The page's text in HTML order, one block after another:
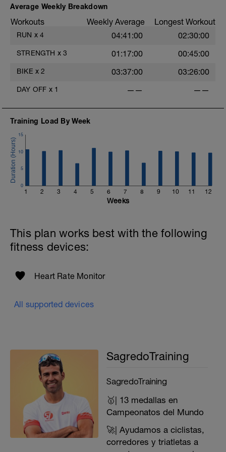
Average Weekly Breakdown
Workouts Weekly Average Longest Workout
RUN x 4 04:41:00 02:30:00
STRENGTH x 3 01:17:00 00:45:00
BIKE x 2 03:37:00 03:26:00
DAY OFF x 1 —— ——
Training Load By Week
1 2 3 4 5 6 7 8 9 10 11 12
0
5
10
15
Weeks
This plan works best with the following
fitness devices:
Heart Rate Monitor
All supported devices
SagredoTraining
SagredoTraining
🥇| 13 medallas en
Campeonatos del Mundo
🚀| Ayudamos a ciclistas,
corredores y triatletas a